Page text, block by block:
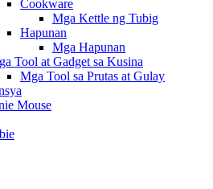
Cookware
Mga Kettle ng Tubig
Hapunan
Mga Hapunan
Tool at Gadget sa Kusina
Mga Tool sa Prutas at Gulay
Mouse